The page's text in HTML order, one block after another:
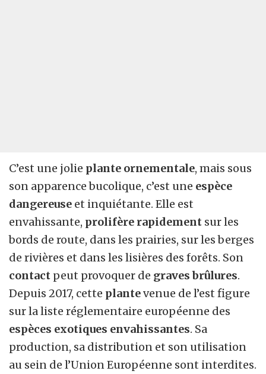
C’est une jolie plante ornementale, mais sous
son apparence bucolique, c’est une espèce
dangereuse et inquiétante. Elle est
envahissante, prolifère rapidement sur les
bords de route, dans les prairies, sur les berges
de rivières et dans les lisières des forêts. Son
contact peut provoquer de graves brûlures.
Depuis 2017, cette plantevenue de l’est figure
sur la liste réglementaire européenne des
espèces exotiques envahissantes. Sa
production, sa distribution et son utilisation
au sein de l’Union Européenne sont interdites.